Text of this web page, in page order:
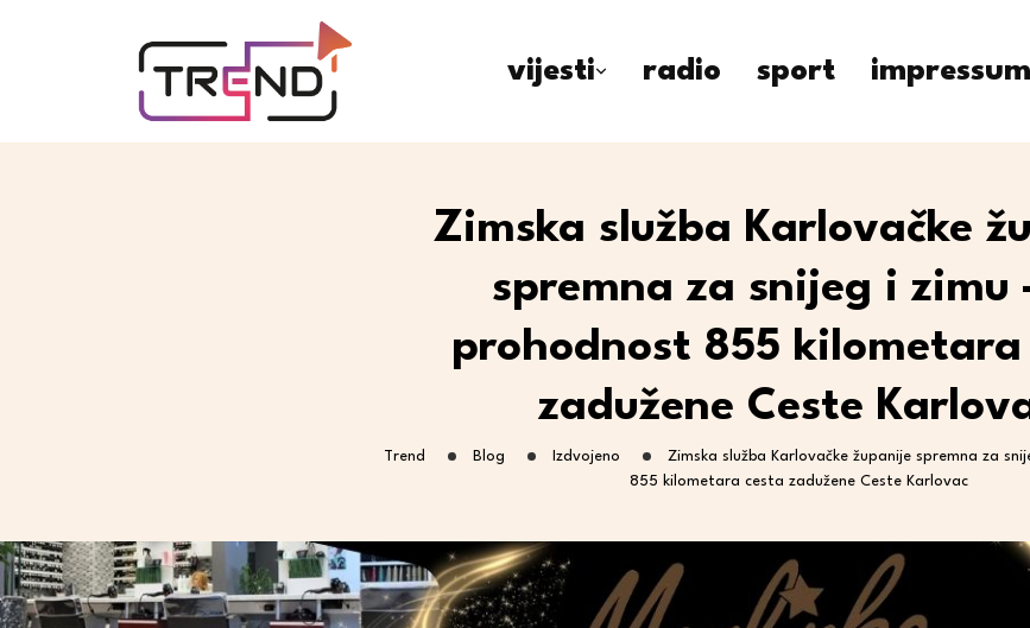
vijesti radio sport impressum
Zimska služba Karlovačke
spremna za snijeg i zimu
prohodnost 855 kilometara
zadužene Ceste
Trend Blog Izdvojeno
Zimska služba Karlovačke županije spremna za
855 kilometara cesta zadužene Ceste Karlovac